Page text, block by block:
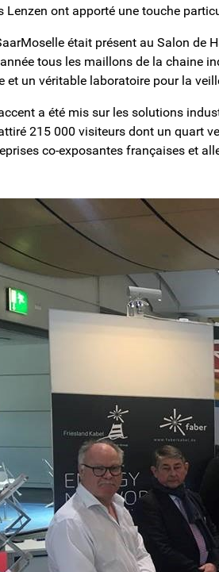
Lenzen ont apporté une touche
était présent au Salon de
tous les maillons de la chaine
et un véritable laboratoire pour la
a été mis sur les solutions
215 000 visiteurs dont un quart
co-exposantes françaises et